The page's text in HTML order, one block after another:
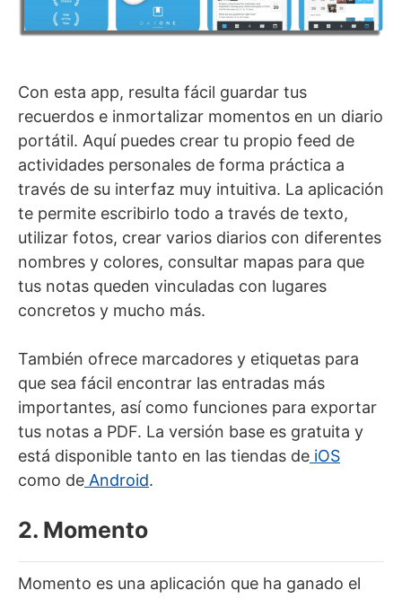
Con esta app, resulta fácil guardar tus
recuerdos e inmortalizar momentos en un diario
portátil. Aquí puedes crear tu propio feed de
actividades personales de forma práctica a
través de su interfaz muy intuitiva. La aplicación
te permite escribirlo todo a través de texto,
utilizar fotos, crear varios diarios con diferentes
nombres y colores, consultar mapas para que
tus notas queden vinculadas con lugares
concretos y mucho más.
También ofrece marcadores y etiquetas para
que sea fácil encontrar las entradas más
importantes, así como funciones para exportar
tus notas a PDF. La versión base es gratuita y
está disponible tanto en las tiendas de iOS
como de Android.
2. Momento
Momento es una aplicación que ha ganado el